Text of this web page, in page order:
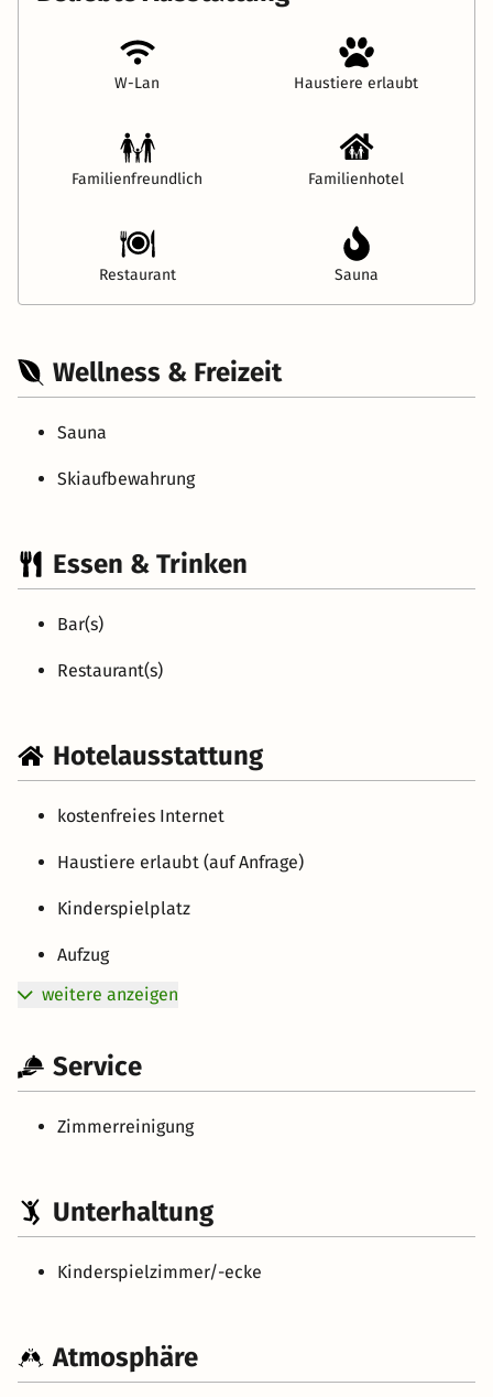
W-Lan Haustiere erlaubt
Familienfreundlich Familienhotel
Restaurant Sauna
Wellness & Freizeit
Sauna
Skiaufbewahrung
Essen & Trinken
Bar(s)
Restaurant(s)
Hotelausstattung
kostenfreies Internet
Haustiere erlaubt (auf Anfrage)
Kinderspielplatz
Aufzug
weitere anzeigen
Service
Zimmerreinigung
Unterhaltung
Kinderspielzimmer/-ecke
Atmosphäre